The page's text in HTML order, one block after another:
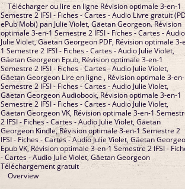
Télécharger ou lire en ligne Révision optimale 3-en-1
Semestre 2 IFSI - Fiches - Cartes - Audio Livre gratuit (PDF
ePub Mobi) pan Julie Violet, Gäetan Georgeon. Révision
optimale 3-en-1 Semestre 2 IFSI - Fiches - Cartes - Audio
Julie Violet, Gäetan Georgeon PDF, Révision optimale 3-
1 Semestre 2 IFSI - Fiches - Cartes - Audio Julie Violet,
Gäetan Georgeon Epub, Révision optimale 3-en-1
Semestre 2 IFSI - Fiches - Cartes - Audio Julie Violet,
Gäetan Georgeon Lire en ligne , Révision optimale 3-
Semestre 2 IFSI - Fiches - Cartes - Audio Julie Violet,
Gäetan Georgeon Audiobook, Révision optimale 3-en-1
Semestre 2 IFSI - Fiches - Cartes - Audio Julie Violet,
Gäetan Georgeon VK, Révision optimale 3-en-1
2 IFSI - Fiches - Cartes - Audio Julie Violet, Gäetan
Georgeon Kindle, Révision optimale 3-en-1 Semestre 2
IFSI - Fiches - Cartes - Audio Julie Violet, Gäetan Georgeon
Epub VK, Révision optimale 3-en-1 Semestre 2 IFSI - Fiches
- Cartes - Audio Julie Violet, Gäetan Georgeon
Téléchargement gratuit
Overview